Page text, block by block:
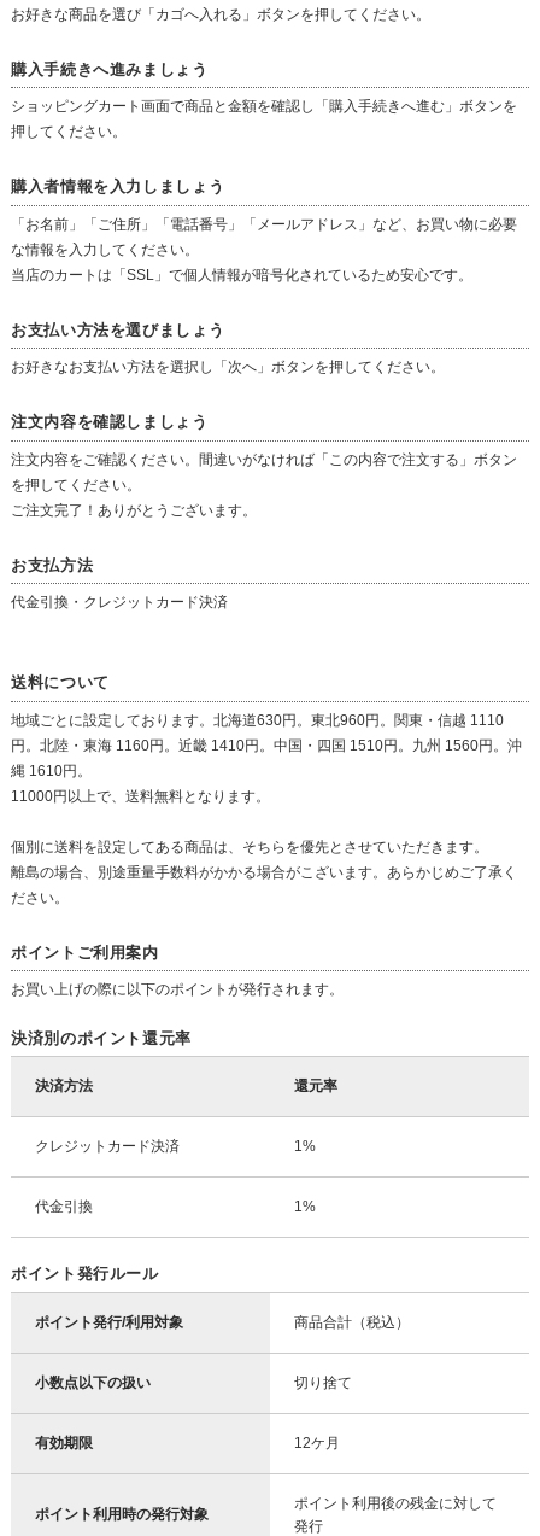
お好きな商品を選び「カゴへ入れる」ボタンを押してください。
購入手続きへ進みましょう
ショッピングカート画面で商品と金額を確認し「購入手続きへ進む」ボタンを
押してください。
購入者情報を入力しましょう
「お名前」「ご住所」「電話番号」「メールアドレス」など、お買い物に必要
な情報を入力してください。
当店のカートは「SSL」で個人情報が暗号化されているため安心です。
お支払い方法を選びましょう
お好きなお支払い方法を選択し「次へ」ボタンを押してください。
注文内容を確認しましょう
注文内容をご確認ください。間違いがなければ「この内容で注文する」ボタン
を押してください。
ご注文完了！ありがとうございます。
お支払方法
代金引換・クレジットカード決済
送料について
地域ごとに設定しております。北海道630円。東北960円。関東・信越 1110
円。北陸・東海 1160円。近畿 1410円。中国・四国 1510円。九州 1560円。沖
縄 1610円。
11000円以上で、送料無料となります。
個別に送料を設定してある商品は、そちらを優先とさせていただきます。
離島の場合、別途重量手数料がかかる場合がこざいます。あらかじめご了承く
ださい。
ポイントご利用案内
お買い上げの際に以下のポイントが発行されます。
決済別のポイント還元率
決済方法 還元率
クレジットカード決済 1%
代金引換 1%
ポイント発行ルール
ポイント発行/利用対象 商品合計（税込）
小数点以下の扱い 切り捨て
有効期限 12ケ月
ポイント利用時の発行対象
ポイント利用後の残金に対して
発行